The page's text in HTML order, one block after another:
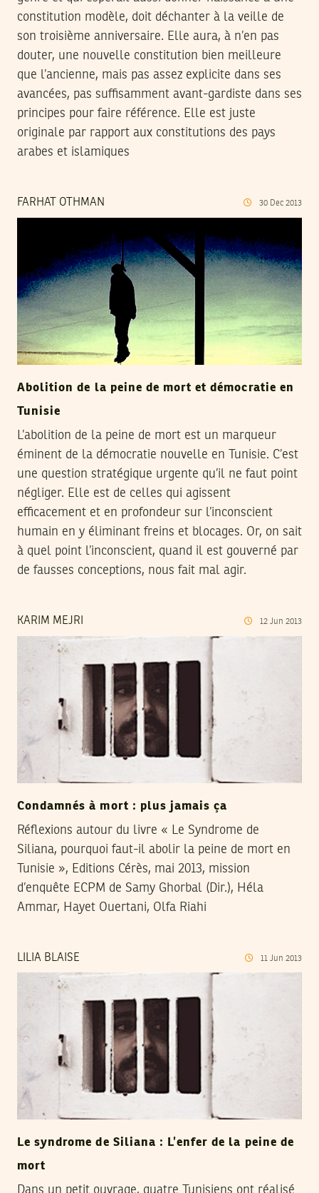
constitution modèle, doit déchanter à la veille de
son troisième anniversaire. Elle aura, à n’en pas
douter, une nouvelle constitution bien meilleure
que l’ancienne, mais pas assez explicite dans ses
avancées, pas suffisamment avant-gardiste dans ses
principes pour faire référence. Elle est juste
originale par rapport aux constitutions des pays
arabes et islamiques
FARHAT OTHMAN 30 Dec 2013
Abolition de la peine de mort et démocratie en
Tunisie
L’abolition de la peine de mort est un marqueur
éminent de la démocratie nouvelle en Tunisie. C’est
une question stratégique urgente qu’il ne faut point
négliger. Elle est de celles qui agissent
efficacement et en profondeur sur l’inconscient
humain en y éliminant freins et blocages. Or, on sait
à quel point l’inconscient, quand il est gouverné par
de fausses conceptions, nous fait mal agir.
KARIM MEJRI 12 Jun 2013
Condamnés à mort : plus jamais ça
Réflexions autour du livre « Le Syndrome de
Siliana, pourquoi faut-il abolir la peine de mort en
Tunisie », Editions Cérès, mai 2013, mission
d’enquête ECPM de Samy Ghorbal (Dir.), Héla
Ammar, Hayet Ouertani, Olfa Riahi
LILIA BLAISE 11 Jun 2013
Le syndrome de Siliana : L’enfer de la peine de
mort
Dans un petit ouvrage, quatre Tunisiens ont réalisé